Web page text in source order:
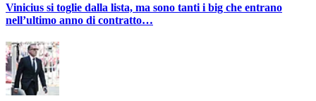
Vinicius si toglie dalla lista, ma sono tanti i big che entrano
nell’ultimo anno di contratto…